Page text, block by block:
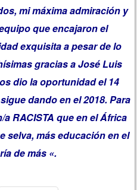
mi máxima admiración y
que encajaron el
exquisita a pesar de lo
gracias aJosé Luis
dio la oportunidad el 14
dando en el 2018. Para
RACISTA que en el África
selva, más educación en el
de más «.